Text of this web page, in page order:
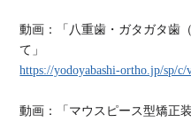
動画：「八重歯・ガタガタ歯
て」
https://yodoyabashi-ortho.jp/sp/c/
動画：「マウスピース型矯正